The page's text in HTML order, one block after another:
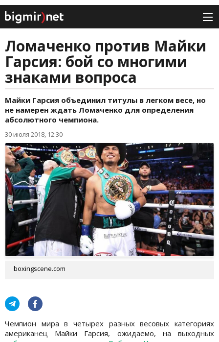
Ломаченко против Майки
Гарсия: бой со многими
знаками вопроса
Майки Гарсия объединил титулы в легком весе, но
не намерен ждать Ломаченко для определения
абсолютного чемпиона.
30 июля 2018, 12:30
boxingscene.com
Чемпион мира в четырех разных весовых категориях
американец Майки Гарсия, ожидаемо, на выходных